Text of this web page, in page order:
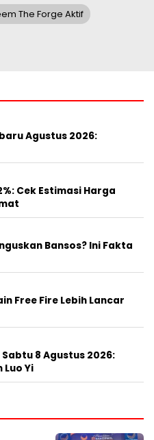
The Forge Aktif
Agustus 2026:
Cek Estimasi Harga
Bansos? Ini Fakta
Free Fire Lebih Lancar
Sabtu 8 Agustus 2026:
Yi